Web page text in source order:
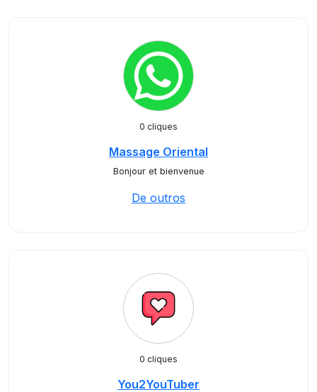
0 cliques
Massage Oriental
Bonjour et bienvenue
De outros
0 cliques
You2YouTuber